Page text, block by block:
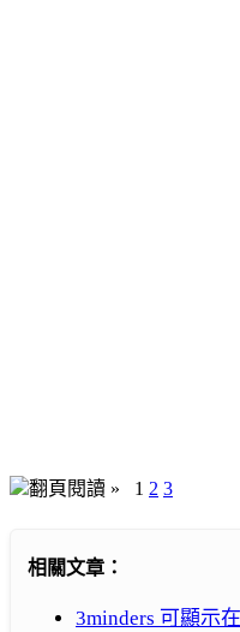
翻頁閱讀 » 1 2 3
相關文章：
3minders 可顯示